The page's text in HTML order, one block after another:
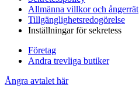
Allmänna villkor och ångerrät
Tillgänglighetsredogörelse
Inställningar för sekretess
Företag
Andra trevliga butiker
Ångra avtalet här